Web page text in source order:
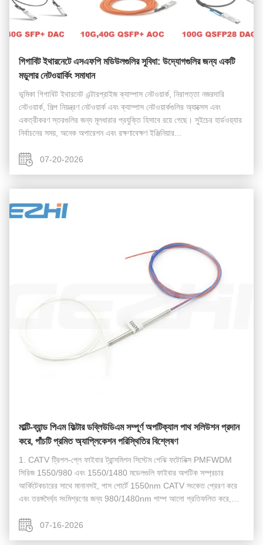
গিগাবিট ইথারনেটে এসএফপি মডিউলগুলির সুবিধা: উদ্যোগগুলির জন্য একটি
মডুলার নেটওয়ার্কিং সমাধান
ভূমিকা গিগাবিট ইথারনেট এন্টারপ্রাইজ ক্যাম্পাস নেটওয়ার্ক, নিরাপত্তা নজরদারি
নেটওয়ার্ক, শিল্প নিয়ন্ত্রণ নেটওয়ার্ক এবং ক্যাম্পাস নেটওয়ার্কগুলির অ্যাক্সেস এবং
একত্রীকরণ স্তরগুলির জন্য মূলধারার প্রযুক্তি হিসাবে রয়ে গেছে। সুইচের হার্ডওয়্যার
নির্বাচনের সময়, অনেক অপারেশন এবং রক্ষণাবেক্ষণ ইঞ্জিনিয়ার...
07-20-2026
মাল্টি-ব্যান্ড পিএম ফিল্টার ডব্লিউডিএম সম্পূর্ণ অপটিক্যাল পাথ সলিউশন প্রদান
করে, পাঁচটি প্রমিত অ্যাপ্লিকেশন পরিস্থিতির বিশ্লেষণ
1. CATV ট্রিপল-প্লে ফাইবার ট্রান্সমিশন সিস্টেম গেঝি ফটোনিক্স PMFWDM
সিরিজ 1550/980 এবং 1550/1480 মডেলগুলি ফাইবার অপটিক সম্প্রচার
আর্কিটেকচারের সাথে মানানসই, পাস পোর্টে 1550nm CATV সংকেত প্রেরণ করে
এবং তরঙ্গদৈর্ঘ্য সংমিশ্রণের জন্য 980/1480nm পাম্প আলো প্রতিফলিত করে,
07-16-2026